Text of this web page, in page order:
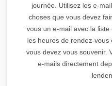
journée. Utilisez les e-
choses que vous devez
vous un e-mail avec la liste
les heures de rendez-
vous devez vous souvenir.
e-mails directement